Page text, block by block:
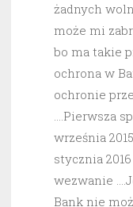
żadnych
może mi
bo ma takie
ochrona w
ochronie
….Pierwsza
września
stycznia
wezwanie
Bank nie